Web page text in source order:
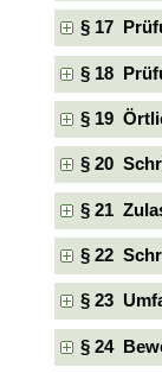
§ 17
§ 18
§ 19
§ 20
§ 21
§ 22
§ 23
§ 24